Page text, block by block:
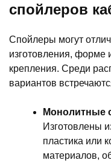
спойлеров
Спойлеры могут
изготовления, форме
крепления. Среди
вариантов
Монолитные
Изготовлены
пластика или
материалов,